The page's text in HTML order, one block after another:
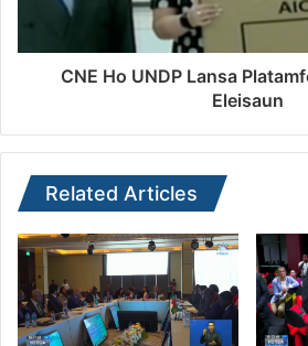
CNE Ho UNDP Lansa
Eleisaun
Related Articles